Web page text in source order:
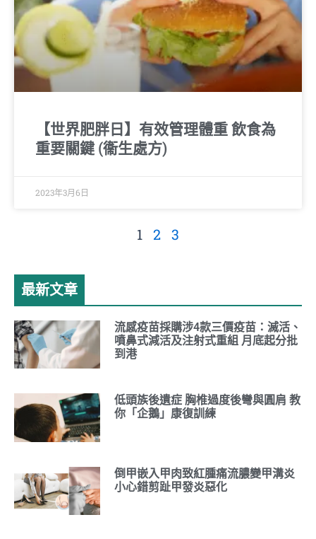
【世界肥胖日】有效管理體重 飲食為
重要關鍵 (衞生處方)
2023年3月6日
1 2 3
最新文章
流感疫苗採購涉4款三價疫苗：滅活、
噴鼻式減活及注射式重組 月底起分批
到港
低頭族後遺症 胸椎過度後彎與圓肩 教
你「企鵝」康復訓練
倒甲嵌入甲肉致紅腫痛流膿變甲溝炎
小心錯剪趾甲發炎惡化